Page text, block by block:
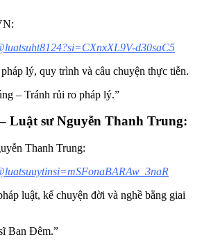
d30saC5
lý, quy trình và câu chuyện thực tiễn.
– Tránh rủi ro pháp lý.”
Luật sư Nguyễn Thanh Trung:
Thanh Trung:
luật, kể chuyện đời và nghề bằng giai
Ban Đêm.”